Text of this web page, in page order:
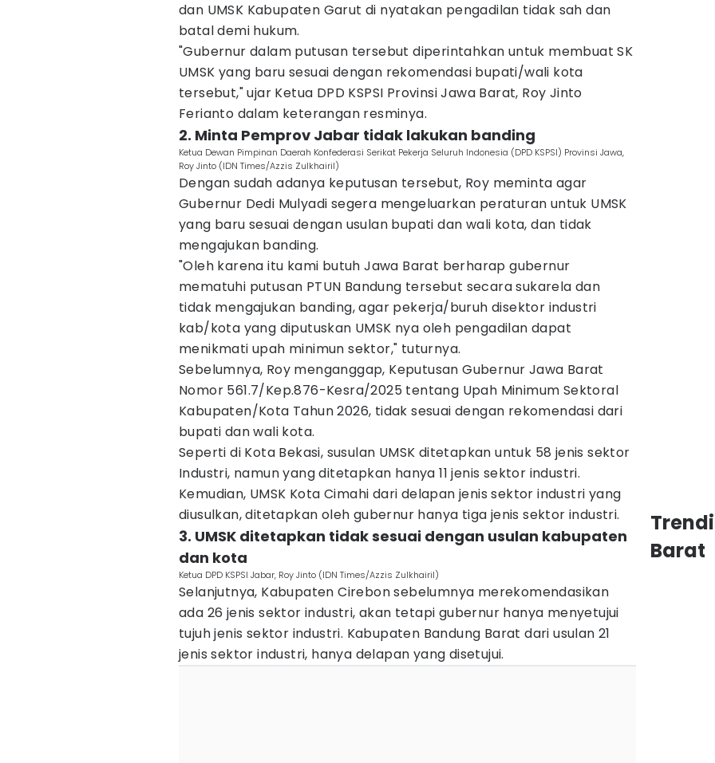
dan UMSK Kabupaten Garut di nyatakan pengadilan tidak sah dan
batal demi hukum.
"Gubernur dalam putusan tersebut diperintahkan untuk membuat SK
UMSK yang baru sesuai dengan rekomendasi bupati/wali kota
tersebut," ujar Ketua DPD KSPSI Provinsi Jawa Barat, Roy Jinto
Ferianto dalam keterangan resminya.
2. Minta Pemprov Jabar tidak lakukan banding
Ketua Dewan Pimpinan Daerah Konfederasi Serikat Pekerja Seluruh Indonesia (DPD KSPSI) Provinsi Jawa,
Roy Jinto (IDN Times/Azzis Zulkhairil)
Dengan sudah adanya keputusan tersebut, Roy meminta agar
Gubernur Dedi Mulyadi segera mengeluarkan peraturan untuk UMSK
yang baru sesuai dengan usulan bupati dan wali kota, dan tidak
mengajukan banding.
"Oleh karena itu kami butuh Jawa Barat berharap gubernur
mematuhi putusan PTUN Bandung tersebut secara sukarela dan
tidak mengajukan banding, agar pekerja/buruh disektor industri
kab/kota yang diputuskan UMSK nya oleh pengadilan dapat
menikmati upah minimun sektor," tuturnya.
Sebelumnya, Roy menganggap, Keputusan Gubernur Jawa Barat
Nomor 561.7/Kep.876-Kesra/2025 tentang Upah Minimum Sektoral
Kabupaten/Kota Tahun 2026, tidak sesuai dengan rekomendasi dari
bupati dan wali kota.
Seperti di Kota Bekasi, susulan UMSK ditetapkan untuk 58 jenis sektor
Industri, namun yang ditetapkan hanya 11 jenis sektor industri.
Kemudian, UMSK Kota Cimahi dari delapan jenis sektor industri yang
diusulkan, ditetapkan oleh gubernur hanya tiga jenis sektor industri.
3. UMSK ditetapkan tidak sesuai dengan usulan kabupaten
dan kota
Ketua DPD KSPSI Jabar, Roy Jinto (IDN Times/Azzis Zulkhairil)
Selanjutnya, Kabupaten Cirebon sebelumnya merekomendasikan
ada 26 jenis sektor industri, akan tetapi gubernur hanya menyetujui
tujuh jenis sektor industri. Kabupaten Bandung Barat dari usulan 21
jenis sektor industri, hanya delapan yang disetujui.
Barat